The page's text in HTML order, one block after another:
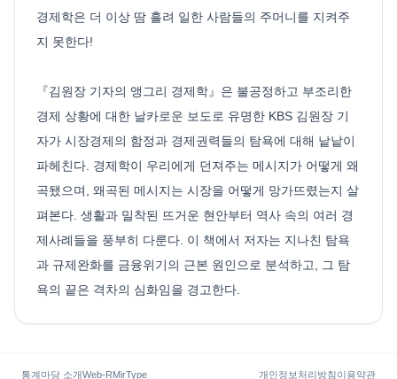
경제학은 더 이상 땀 흘려 일한 사람들의 주머니를 지켜주
지 못한다!
『김원장 기자의 앵그리 경제학』은 불공정하고 부조리한
경제 상황에 대한 날카로운 보도로 유명한 KBS 김원장 기
자가 시장경제의 함정과 경제권력들의 탐욕에 대해 낱낱이
파헤친다. 경제학이 우리에게 던져주는 메시지가 어떻게 왜
곡됐으며, 왜곡된 메시지는 시장을 어떻게 망가뜨렸는지 살
펴본다. 생활과 밀착된 뜨거운 현안부터 역사 속의 여러 경
제사례들을 풍부히 다룬다. 이 책에서 저자는 지나친 탐욕
과 규제완화를 금융위기의 근본 원인으로 분석하고, 그 탐
욕의 끝은 격차의 심화임을 경고한다.
통계마당 소개Web-RMirType 개인정보처리방침이용약관